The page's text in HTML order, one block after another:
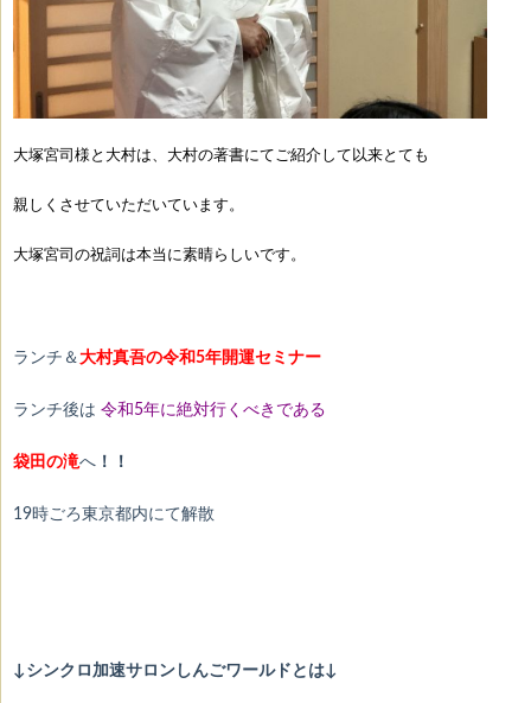
大塚宮司様と大村は、大村の著書にてご紹介して以来とても
親しくさせていただいています。
大塚宮司の祝詞は本当に素晴らしいです。
ランチ＆大村真吾の令和5年開運セミナー
ランチ後は 令和5年に絶対行くべきである
袋田の滝へ ！！
19時ごろ東京都内にて解散
↓シンクロ加速サロンしんごワールドとは↓